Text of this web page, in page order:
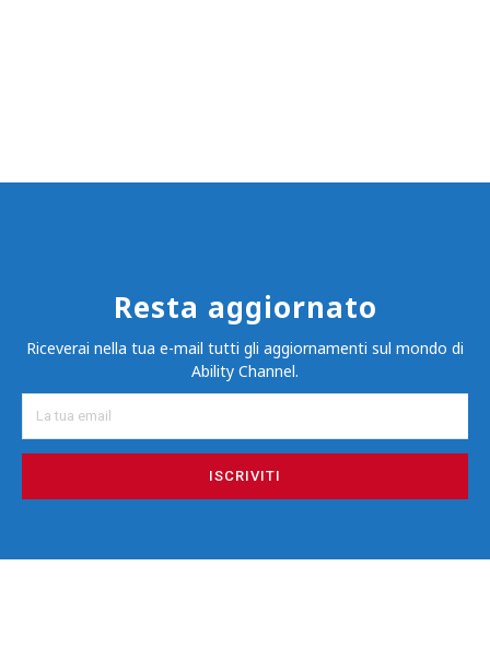
Resta aggiornato
Riceverai nella tua e-mail tutti gli aggiornamenti sul mondo di
Ability Channel.
ISCRIVITI